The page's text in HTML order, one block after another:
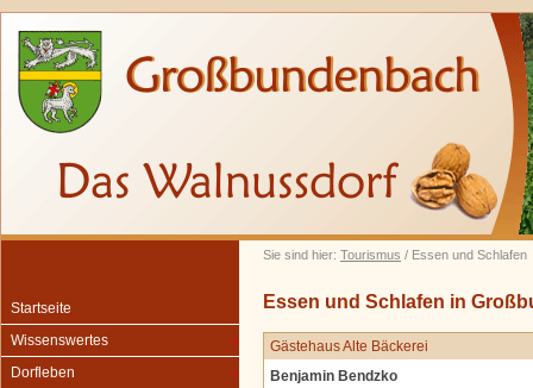
Sie sind hier: Tourismus / Essen und Schlafen
Startseite
Wissenswertes
Dorfleben
Essen und Schlafen in
Gästehaus Alte Bäckerei
Benjamin Bendzko